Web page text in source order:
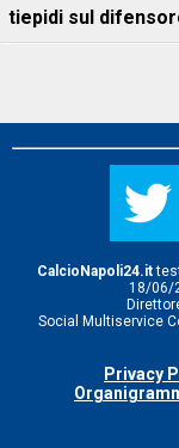
tiepidi sul
CalcioNapoli24.it
18/06/
Social Multiservice
Privacy